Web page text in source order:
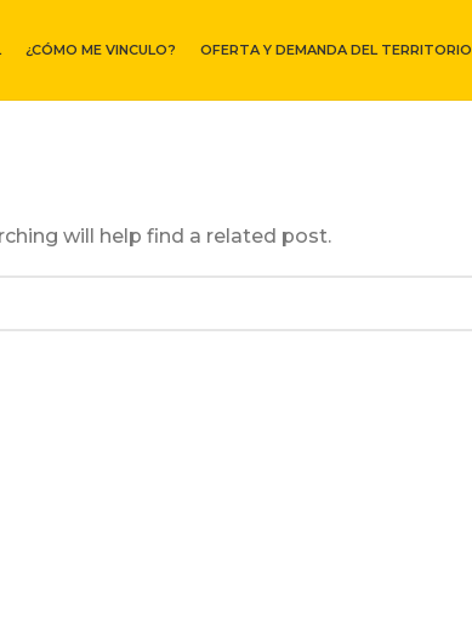
¿CÓMO ME VINCULO? OFERTA Y DEMANDA DEL TERRITORIO
will help find a related post.